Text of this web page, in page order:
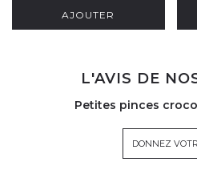
AJOUTER
L'AVIS DE
Petites pinces
DONNEZ